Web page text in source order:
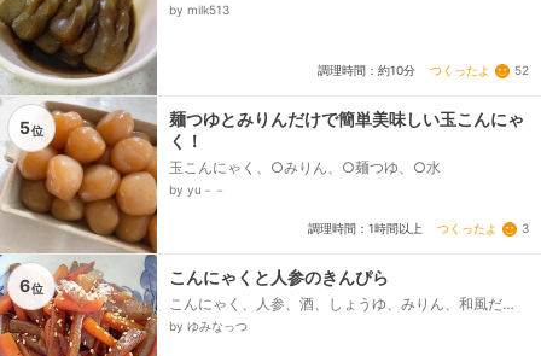
by milk513
調理時間：約10分 つくったよ 52
5位
麺つゆとみりんだけで簡単美味しい玉こんにゃ
く！
玉こんにゃく、○みりん、○麺つゆ、○水
by yu－－
調理時間：1時間以上 つくったよ 3
6位
こんにゃくと人参のきんぴら
こんにゃく、人参、酒、しょうゆ、みりん、和風だ
し、ごま油、白ゴマ
by ゆみなっつ